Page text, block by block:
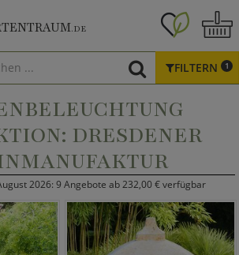
.DE
FILTERN 1
K
DRESDENER S
2026: 9 Angebote ab 232,00 € verfügbar